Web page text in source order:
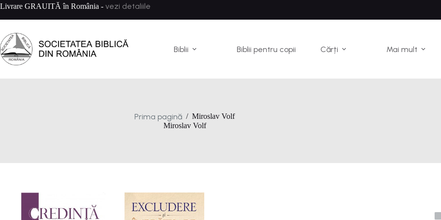
Sari
conținut
Livrare GRAUITĂ în România - vezi detaliile
Biblii Biblii pentru copii Cărți Mai mult
Prima pagină / Miroslav Volf
Miroslav Volf